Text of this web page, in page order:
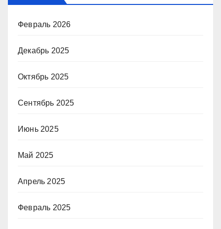
Февраль 2026
Декабрь 2025
Октябрь 2025
Сентябрь 2025
Июнь 2025
Май 2025
Апрель 2025
Февраль 2025